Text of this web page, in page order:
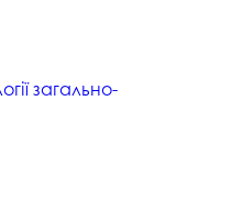
загально-